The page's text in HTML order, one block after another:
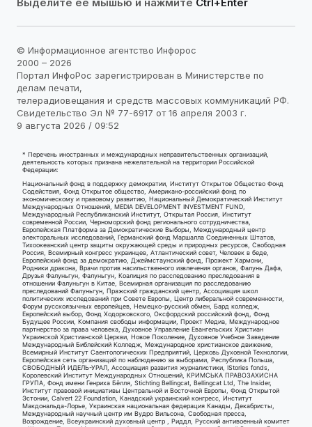
© Информационное агентство Инфорос
2000 – 2026
Портал ИнфоРос зарегистрирован в Министерстве по
делам печати,
телерадиовещания и средств массовых коммуникаций РФ.
Свидетельство Эл № 77-6917 от 16 апреля 2003 г.
9 августа 2026 / 09:52